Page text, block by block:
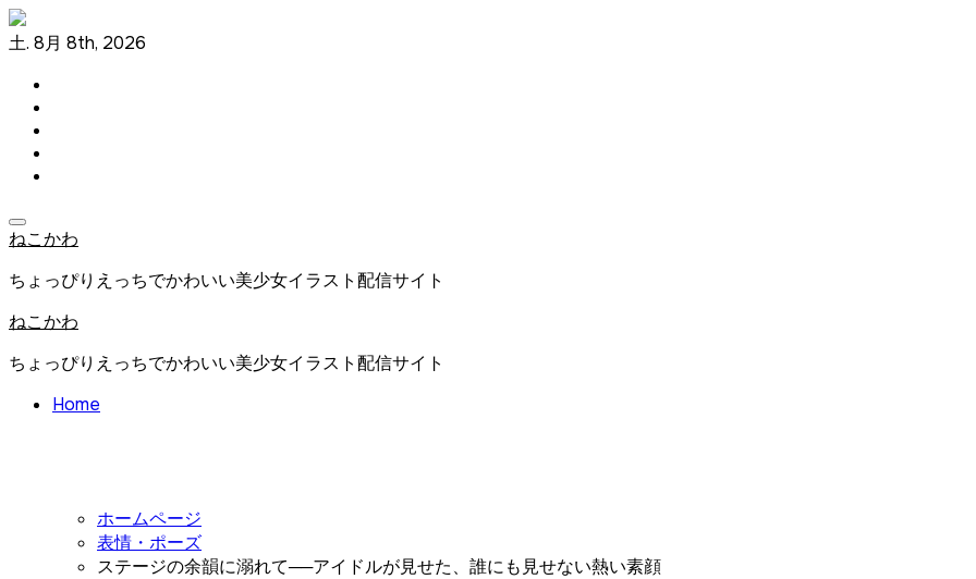
コ
ン
プ
土. 8月 8th, 2026
ねこかわ
ちょっぴりえっちでかわいい美少女イラスト配信サイト
ねこかわ
ちょっぴりえっちでかわいい美少女イラスト配信サイト
Home
ホームページ
表情・ポーズ
ステージの余韻に溺れて──アイドルが見せた、誰にも見せない熱い素顔